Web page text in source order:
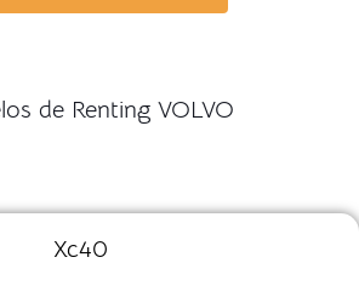
de Renting VOLVO
Xc40